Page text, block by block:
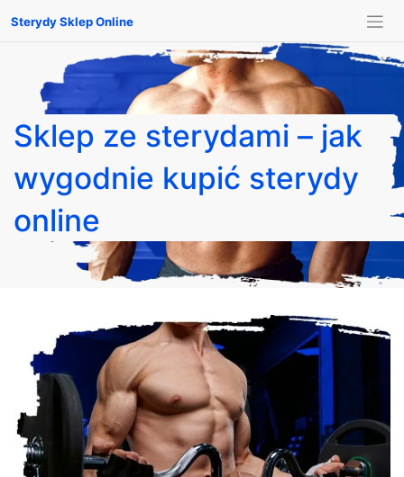
Sterydy Sklep Online
Sklep ze sterydami – jak
wygodnie kupić sterydy
online